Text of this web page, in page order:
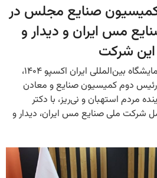
صنایع مجلس در
مس ایران و دیدار و
این شرکت
در حاشیه برگزاری هفتمین نمایشگاه بین‌المللی ایران اکسپو ۱۴۰۴،
رئیس دوم کمیسیون صنایع و معادن
مردم استهبان و نی‌ریز، با دکتر
ملی صنایع مس ایران، دیدار و